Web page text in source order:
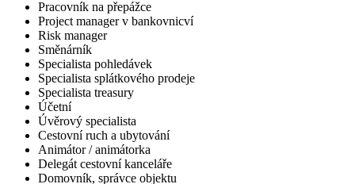
Pracovník na přepážce
Project manager v bankovnicví
Risk manager
Směnárník
Specialista pohledávek
Specialista splátkového prodeje
Specialista treasury
Účetní
Úvěrový specialista
Cestovní ruch a ubytování
Animátor / animátorka
Delegát cestovní kanceláře
Domovník, správce objektu